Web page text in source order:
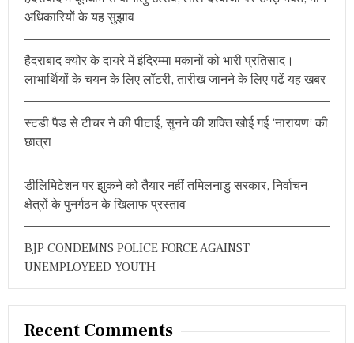
अधिकारियों के यह सुझाव
हैदराबाद क्योर के दायरे में इंदिरम्मा मकानों को भारी प्रतिसाद।
लाभार्थियों के चयन के लिए लॉटरी, तारीख जानने के लिए पढ़ें यह खबर
स्टडी पैड से टीचर ने की पीटाई, सुनने की शक्ति खोई गई ‘नारायण’ की
छात्रा
डीलिमिटेशन पर झुकने को तैयार नहीं तमिलनाडु सरकार, निर्वाचन
क्षेत्रों के पुनर्गठन के खिलाफ प्रस्ताव
BJP CONDEMNS POLICE FORCE AGAINST
UNEMPLOYEED YOUTH
Recent Comments